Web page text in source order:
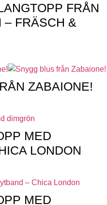
FRÅN
– FRÄSCH &
ZABAIONE!
MED
LONDON
MED